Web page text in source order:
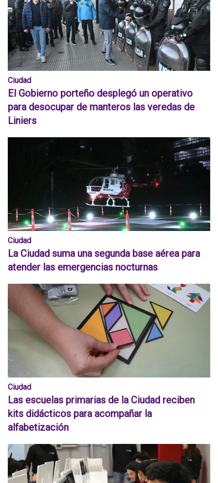
Ciudad
El Gobierno porteño desplegó un operativo
para desocupar de manteros las veredas de
Liniers
Ciudad
La Ciudad suma una segunda base aérea para
atender las emergencias nocturnas
Ciudad
Las escuelas primarias de la Ciudad reciben
kits didácticos para acompañar la
alfabetización